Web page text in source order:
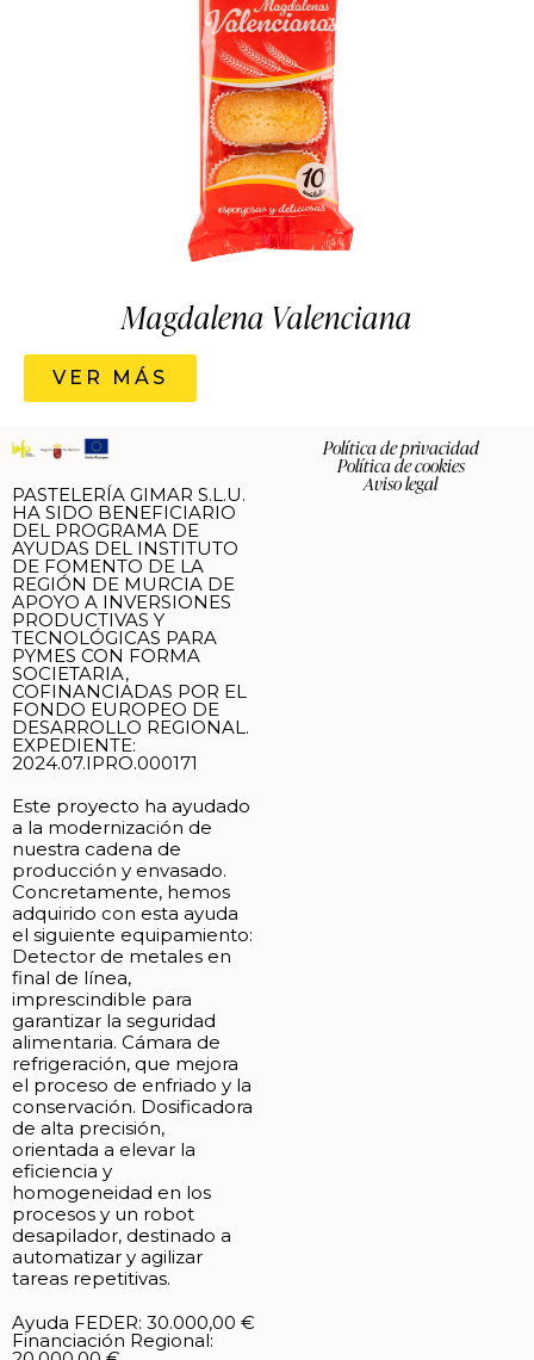
Magdalena Valenciana
VER MÁS
PASTELERÍA GIMAR S.L.U.
HA SIDO BENEFICIARIO
DEL PROGRAMA DE
AYUDAS DEL INSTITUTO
DE FOMENTO DE LA
REGIÓN DE MURCIA DE
APOYO A INVERSIONES
PRODUCTIVAS Y
TECNOLÓGICAS PARA
PYMES CON FORMA
SOCIETARIA,
COFINANCIADAS POR EL
FONDO EUROPEO DE
DESARROLLO REGIONAL.
EXPEDIENTE:
2024.07.IPRO.000171
Este proyecto ha ayudado
a la modernización de
nuestra cadena de
producción y envasado.
Concretamente, hemos
adquirido con esta ayuda
el siguiente equipamiento:
Detector de metales en
final de línea,
imprescindible para
garantizar la seguridad
alimentaria. Cámara de
refrigeración, que mejora
el proceso de enfriado y la
conservación. Dosificadora
de alta precisión,
orientada a elevar la
eficiencia y
homogeneidad en los
procesos y un robot
desapilador, destinado a
automatizar y agilizar
tareas repetitivas.
Ayuda FEDER: 30.000,00 €
Financiación Regional:
Política de privacidad
Política de cookies
Aviso legal